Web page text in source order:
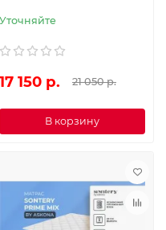
Уточняйте
17 150 р. 21 050 р.
В корзину